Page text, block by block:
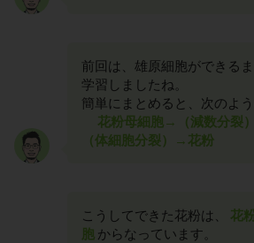
前回は、雄原細胞ができる
学習しましたね。
簡単にまとめると、次のよう
花粉母細胞→（減数分裂
（体細胞分裂）→花粉
こうしてできた花粉は、 花
胞 からなっています。